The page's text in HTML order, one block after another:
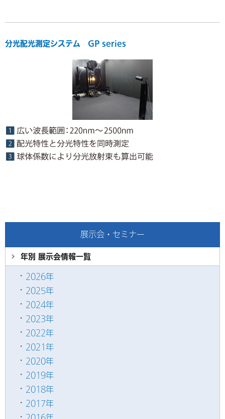
分光配光測定システム GP series
展示会・セミナー
年別 展示会情報一覧
2026年
2025年
2024年
2023年
2022年
2021年
2020年
2019年
2018年
2017年